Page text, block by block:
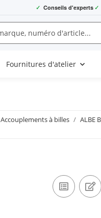
✓ Conseils d'experts ✓
Fournitures d'atelier
Accouplements à billes ALBE